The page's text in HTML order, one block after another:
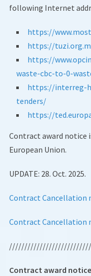
following Internet
https://
https://
https://
waste-cbc-to-0-
https://interreg-
tenders/
https://
Contract award notice
European Union.
UPDATE: 28. Oct. 2025.
Contract Cancellation
Contract Cancellation
Contract award